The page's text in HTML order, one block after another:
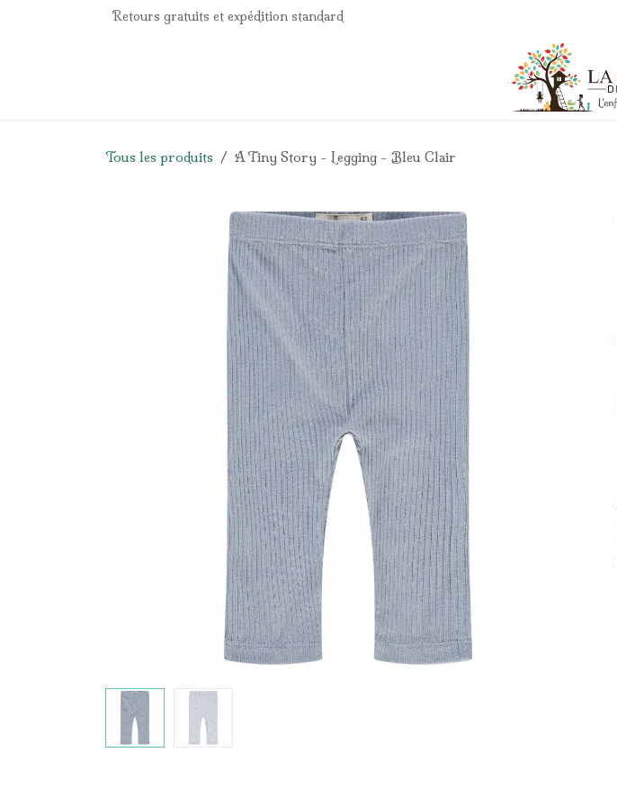
Se rendre au contenuRetours gratuits et expédition standard
Contact
Tous les produits A Tiny Story - Legging - Bleu Clair